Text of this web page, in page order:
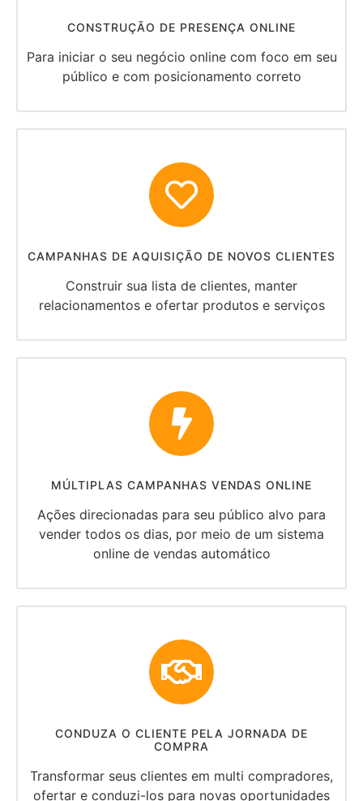
CONSTRUÇÃO DE PRESENÇA ONLINE
Para iniciar o seu negócio online com foco em seu
público e com posicionamento correto
CAMPANHAS DE AQUISIÇÃO DE NOVOS CLIENTES
Construir sua lista de clientes, manter
relacionamentos e ofertar produtos e serviços
MÚLTIPLAS CAMPANHAS VENDAS ONLINE
Ações direcionadas para seu público alvo para
vender todos os dias, por meio de um sistema
online de vendas automático
CONDUZA O CLIENTE PELA JORNADA DE
COMPRA
Transformar seus clientes em multi compradores,
ofertar e conduzi-los para novas oportunidades